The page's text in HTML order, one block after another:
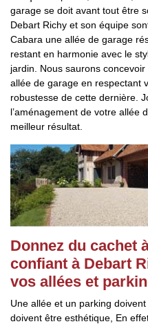
garage se doit avant tout être
Debart Richy et son équipe
Cabara une allée de garage
restant en harmonie avec le
jardin. Nous saurons
allée de garage en respectant
robustesse de cette dernière.
l’aménagement de votre allée
meilleur résultat.
Donnez du cachet
confiant à Debart
vos allées et
Une allée et un parking
doivent être esthétique, En